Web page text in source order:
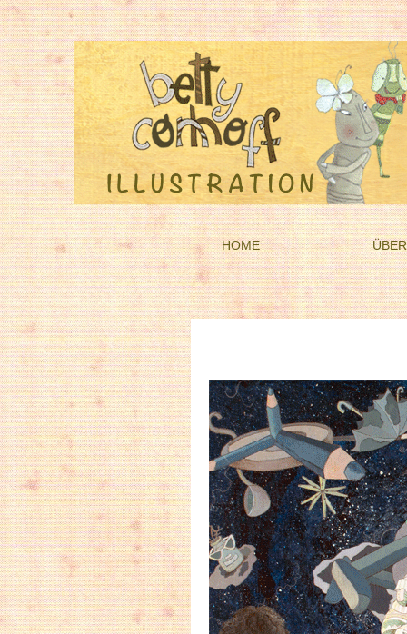
HOME